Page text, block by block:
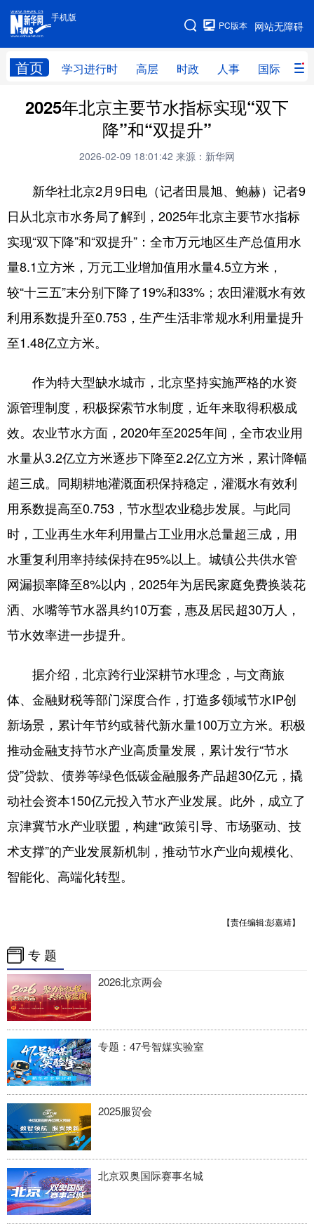
手机版
网站无障碍
PC版本
首页 学习进行时 高层 时政 人事 国际 财
手机版
网站地图
学习进行时 高层 时政 人事
财经 网评
思客智库 全球连线
科技 科普 体育 文化
健康 军事 访谈 视频
图片 中央文件 汽车
溯源中国 城市 旅游 能源
会展
亚太网 上市公司 投教基地
地方频道
北京 天津 河北 山西
辽宁 吉林 上海 江苏
安徽 福建 江西
广东 广西 海南 重庆
四川 贵州
新疆 内蒙古 黑龙江
多语种频道
English Español Français عربى
Русский язык 日本語 한국어
Deutsch Português
2025年北京主要节水指标实现“双下
降”和“双提升”
2026-02-09 18:01:42 来源：新华网
新华社北京2月9日电（记者田晨旭、鲍赫）记者9
日从北京市水务局了解到，2025年北京主要节水指标
实现“双下降”和“双提升”：全市万元地区生产总值用水
量8.1立方米，万元工业增加值用水量4.5立方米，
较“十三五”末分别下降了19%和33%；农田灌溉水有效
利用系数提升至0.753，生产生活非常规水利用量提升
至1.48亿立方米。
作为特大型缺水城市，北京坚持实施严格的水资
源管理制度，积极探索节水制度，近年来取得积极成
效。农业节水方面，2020年至2025年间，全市农业用
水量从3.2亿立方米逐步下降至2.2亿立方米，累计降幅
超三成。同期耕地灌溉面积保持稳定，灌溉水有效利
用系数提高至0.753，节水型农业稳步发展。与此同
时，工业再生水年利用量占工业用水总量超三成，用
水重复利用率持续保持在95%以上。城镇公共供水管
网漏损率降至8%以内，2025年为居民家庭免费换装花
洒、水嘴等节水器具约10万套，惠及居民超30万人，
节水效率进一步提升。
据介绍，北京跨行业深耕节水理念，与文商旅
体、金融财税等部门深度合作，打造多领域节水IP创
新场景，累计年节约或替代新水量100万立方米。积极
推动金融支持节水产业高质量发展，累计发行“节水
贷”贷款、债券等绿色低碳金融服务产品超30亿元，撬
动社会资本150亿元投入节水产业发展。此外，成立了
京津冀节水产业联盟，构建“政策引导、市场驱动、技
术支撑”的产业发展新机制，推动节水产业向规模化、
智能化、高端化转型。
【责任编辑:彭嘉靖】
专 题
2026北京两会
专题：47号智媒实验室
2025服贸会
北京双奥国际赛事名城